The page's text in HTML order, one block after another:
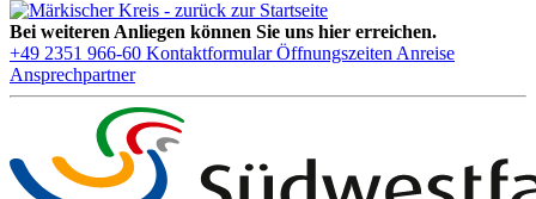
Bei weiteren Anliegen können Sie uns hier erreichen.
+49 2351 966-60 Kontaktformular Öffnungszeiten Anreise
Ansprechpartner